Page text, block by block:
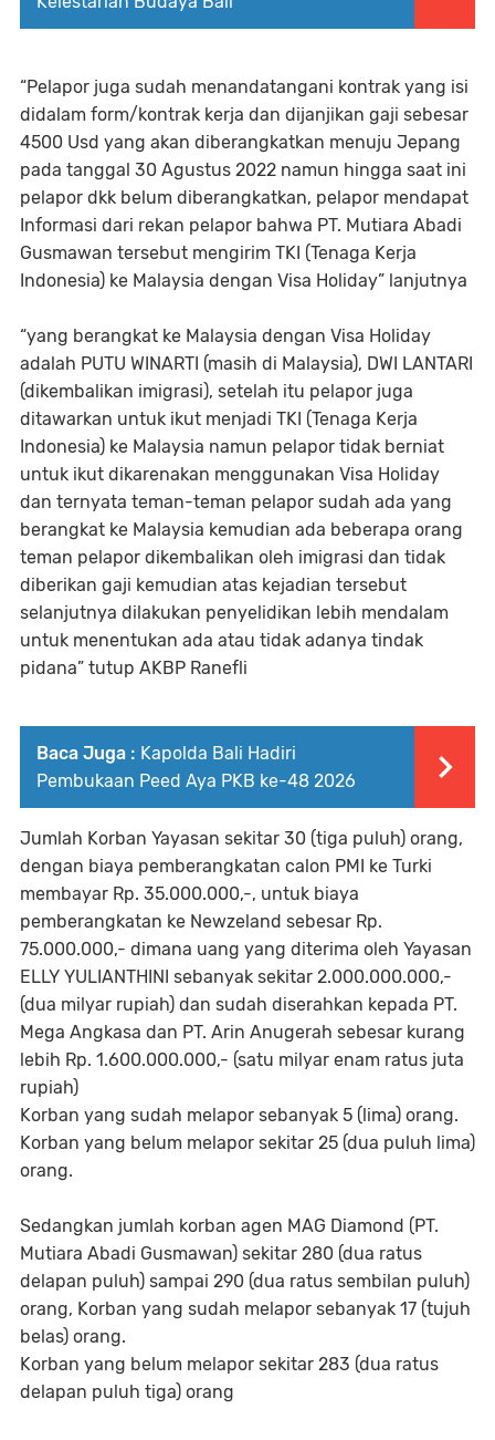
“Pelapor juga sudah menandatangani kontrak yang isi
didalam form/kontrak kerja dan dijanjikan gaji sebesar
4500 Usd yang akan diberangkatkan menuju Jepang
pada tanggal 30 Agustus 2022 namun hingga saat ini
pelapor dkk belum diberangkatkan, pelapor mendapat
Informasi dari rekan pelapor bahwa PT. Mutiara Abadi
Gusmawan tersebut mengirim TKI (Tenaga Kerja
Indonesia) ke Malaysia dengan Visa Holiday” lanjutnya
“yang berangkat ke Malaysia dengan Visa Holiday
adalah PUTU WINARTI (masih di Malaysia), DWI LANTARI
(dikembalikan imigrasi), setelah itu pelapor juga
ditawarkan untuk ikut menjadi TKI (Tenaga Kerja
Indonesia) ke Malaysia namun pelapor tidak berniat
untuk ikut dikarenakan menggunakan Visa Holiday
dan ternyata teman-teman pelapor sudah ada yang
berangkat ke Malaysia kemudian ada beberapa orang
teman pelapor dikembalikan oleh imigrasi dan tidak
diberikan gaji kemudian atas kejadian tersebut
selanjutnya dilakukan penyelidikan lebih mendalam
untuk menentukan ada atau tidak adanya tindak
pidana” tutup AKBP Ranefli
Baca Juga : Kapolda Bali Hadiri
Pembukaan Peed Aya PKB ke-48 2026
Jumlah Korban Yayasan sekitar 30 (tiga puluh) orang,
dengan biaya pemberangkatan calon PMI ke Turki
membayar Rp. 35.000.000,-, untuk biaya
pemberangkatan ke Newzeland sebesar Rp.
75.000.000,- dimana uang yang diterima oleh Yayasan
ELLY YULIANTHINI sebanyak sekitar 2.000.000.000,-
(dua milyar rupiah) dan sudah diserahkan kepada PT.
Mega Angkasa dan PT. Arin Anugerah sebesar kurang
lebih Rp. 1.600.000.000,- (satu milyar enam ratus juta
rupiah)
Korban yang sudah melapor sebanyak 5 (lima) orang.
Korban yang belum melapor sekitar 25 (dua puluh lima)
orang.
Sedangkan jumlah korban agen MAG Diamond (PT.
Mutiara Abadi Gusmawan) sekitar 280 (dua ratus
delapan puluh) sampai 290 (dua ratus sembilan puluh)
orang, Korban yang sudah melapor sebanyak 17 (tujuh
belas) orang.
Korban yang belum melapor sekitar 283 (dua ratus
delapan puluh tiga) orang